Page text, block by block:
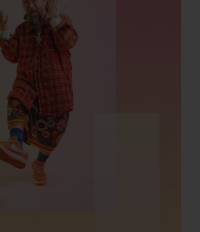
빅뱅
피치 세라믹